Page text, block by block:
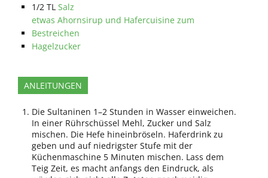
1/2 TL Salz
etwas Ahornsirup und Hafercuisine zum
Bestreichen
Hagelzucker
ANLEITUNGEN
Die Sultaninen 1–2 Stunden in Wasser einweichen.
In einer Rührschüssel Mehl, Zucker und Salz
mischen. Die Hefe hineinbröseln. Haferdrink zu
geben und auf niedrigster Stufe mit der
Küchenmaschine 5 Minuten mischen. Lass dem
Teig Zeit, es macht anfangs den Eindruck, als